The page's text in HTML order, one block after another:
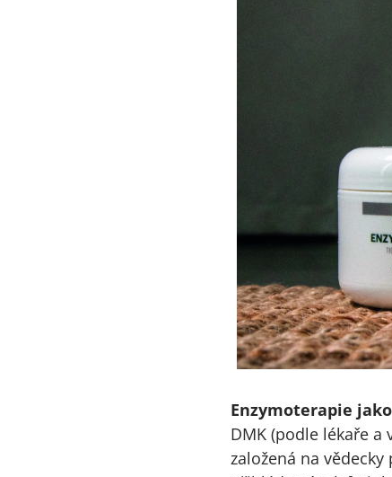
Enzymoterapie
DMK (podle lékaře a
založená na